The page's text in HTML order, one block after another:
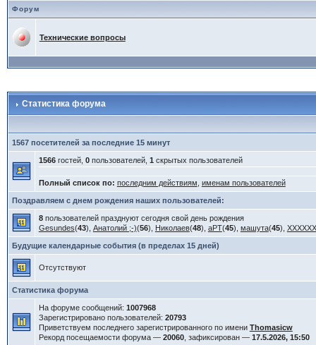
Форум
Технические вопросы
Статистика форума
1567 посетителей за последние 15 минут
1566гостей, 0пользователей, 1 скрытых пользователей
Полный список по: последним действиям именам пользователей
Поздравляем с днем рождения наших пользователей:
8пользователей празднуют сегодня свой день рождения
Gesundes(43), Анатолий ;-)(56), Николаев(48), aPT(45), машута(45),
Будущие календарные события (в пределах 15 дней)
Отсутствуют
Статистика форума
На форуме сообщений: 1007968
Зарегистрировано пользователей: 20793
Приветствуем последнего зарегистрированного по имени Thomasicw
Рекорд посещаемости форума — 20060, зафиксирован — 17.5.2026, 15:50